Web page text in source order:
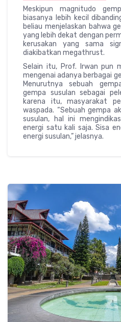
Meskipun magnitudo
biasanya lebih kecil
beliau menjelaskan bahwa
yang lebih dekat dengan
kerusakan yang sama
diakibatkan megathrust.
Selain itu, Prof. Irwan pun
mengenai adanya berbagai
Menurutnya sebuah
gempa susulan sebagai
karena itu, masyarakat
waspada. “Sebuah gempa
susulan, hal ini
energi satu kali saja. Sisa
energi susulan,” jelasnya.